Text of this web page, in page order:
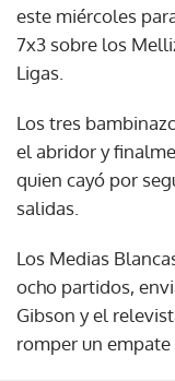
este miércoles
7x3 sobre los
Ligas.
Los tres
el abridor y
quien cayó por
salidas.
Los Medias
ocho partidos,
Gibson y el
romper un empate